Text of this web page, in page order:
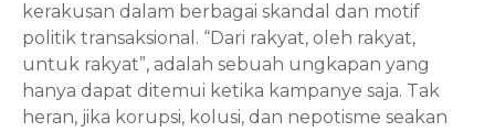
kerakusan dalam berbagai skandal dan motif
politik transaksional. “Dari rakyat, oleh rakyat,
untuk rakyat”, adalah sebuah ungkapan yang
hanya dapat ditemui ketika kampanye saja. Tak
heran, jika korupsi, kolusi, dan nepotisme seakan